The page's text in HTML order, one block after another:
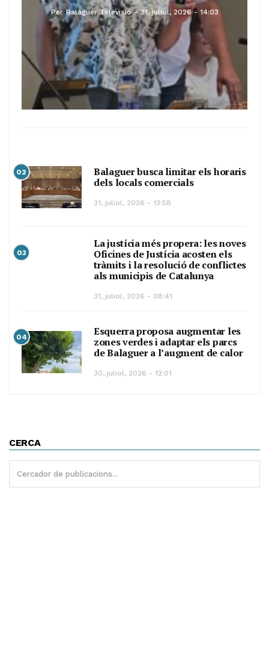
Per Balaguer Televisió 31, juliol, 2026 - 14:03
02
Balaguer busca limitar els horaris
dels locals comercials
31, juliol, 2026 - 13:58
03
La justícia més propera: les noves
Oficines de Justícia acosten els
tràmits i la resolució de conflictes
als municipis de Catalunya
31, juliol, 2026 - 08:41
04
Esquerra proposa augmentar les
zones verdes i adaptar els parcs
de Balaguer a l’augment de calor
30, juliol, 2026 - 12:01
CERCA